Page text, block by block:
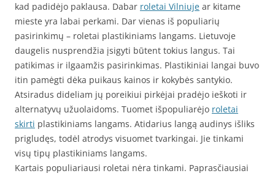
kad padidėjo paklausa. Dabar roletai Vilniuje ar kitame
mieste yra labai perkami. Dar vienas iš populiarių
pasirinkimų – roletai plastikiniams langams. Lietuvoje
daugelis nusprendžia įsigyti būtent tokius langus. Tai
patikimas ir ilgaamžis pasirinkimas. Plastikiniai langai buvo
itin pamėgti dėka puikaus kainos ir kokybės santykio.
Atsiradus dideliam jų poreikiui pirkėjai pradėjo ieškoti ir
alternatyvų užuolaidoms. Tuomet išpopuliarėjo roletai
skirti plastikiniams langams. Atidarius langą audinys išliks
prigludęs, todėl atrodys visuomet tvarkingai. Jie tinkami
visų tipų plastikiniams langams.
Kartais populiariausi roletai nėra tinkami. Paprasčiausiai